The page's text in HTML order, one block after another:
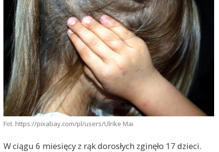
Fot. https://pixabay.com/pl/users/Ulrike Mai
W ciągu 6 miesięcy z rąk dorosłych zginęło 17 dzieci.